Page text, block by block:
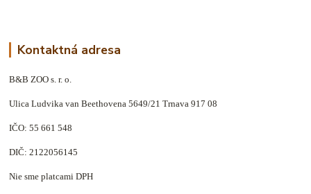
Kontaktná adresa
B&B ZOO s. r. o.
Ulica Ludvika van Beethovena 5649/21 Trnava 917 08
IČO: 55 661 548
DIČ: 2122056145
Nie sme platcami DPH